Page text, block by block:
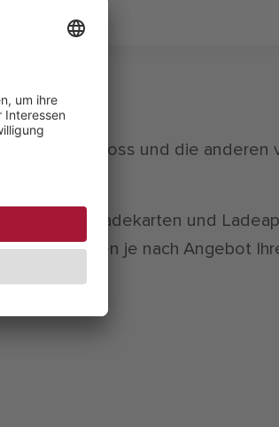
im Erdgeschoss und die anderen
gängigen Ladekarten und
variieren je nach Angebot